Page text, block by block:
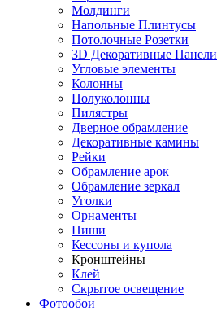
Молдинги
Напольные Плинтусы
Потолочные Розетки
3D Декоративные Панели
Угловые элементы
Колонны
Полуколонны
Пилястры
Дверное обрамление
Декоративные камины
Рейки
Обрамление арок
Обрамление зеркал
Уголки
Орнаменты
Ниши
Кессоны и купола
Кронштейны
Клей
Скрытое освещение
Фотообои